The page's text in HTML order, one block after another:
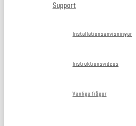
Support
Installationsanvisningar
Instruktionsvideos
Vanliga frågor